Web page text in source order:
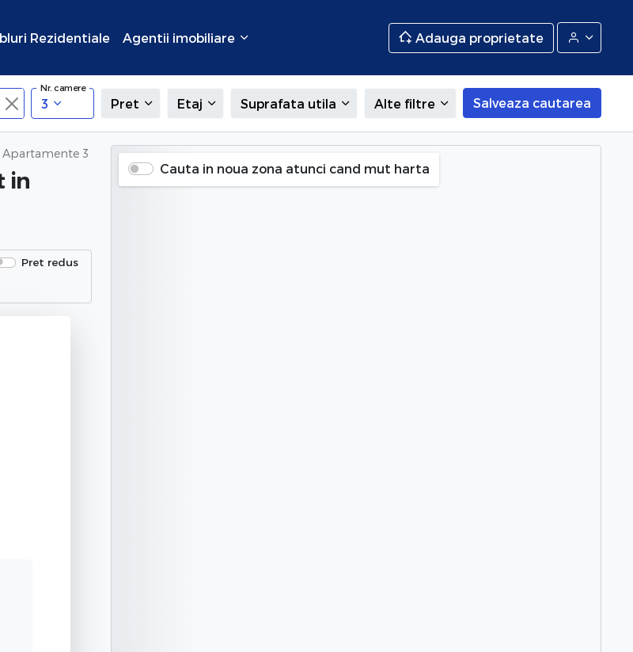
Rezidentiale Agentii imobiliare Adauga proprietate
Nr. camere
3 Pret Etaj Suprafata utila Alte filtre Salveaza cautarea
Apartamente 3 camere de inchiriat
in
Pret redus
Cauta in noua zona atunci cand mut harta